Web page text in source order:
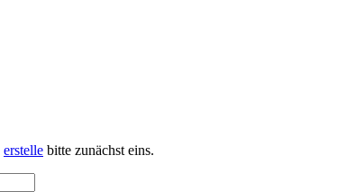
erstelle bitte zunächst eins.